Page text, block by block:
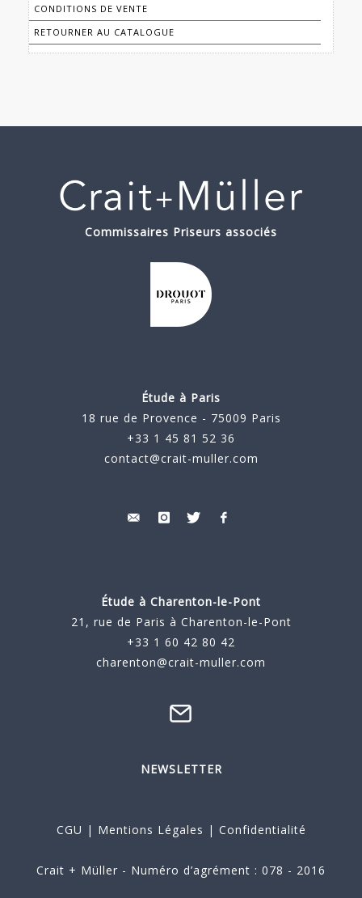
CONDITIONS DE VENTE
RETOURNER AU CATALOGUE
Commissaires Priseurs associés
Étude à Paris
18 rue de Provence - 75009 Paris
+33 1 45 81 52 36
contact@crait-muller.com
Étude à Charenton-le-Pont
21, rue de Paris à Charenton-le-Pont
+33 1 60 42 80 42
charenton@crait-muller.com
NEWSLETTER
CGU | Mentions Légales | Confidentialité
Crait + Müller - Numéro d’agrément : 078 - 2016